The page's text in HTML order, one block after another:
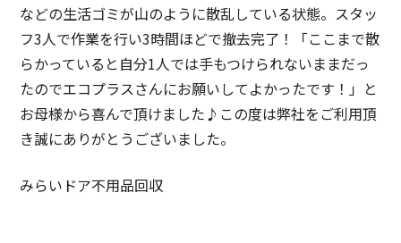
などの生活ゴミが山のように散乱している状態。スタッ
フ3人で作業を行い3時間ほどで撤去完了！「ここまで散
らかっていると自分1人では手もつけられないままだっ
たのでエコプラスさんにお願いしてよかったです！」と
お母様から喜んで頂けました♪この度は弊社をご利用頂
き誠にありがとうございました。
みらいドア不用品回収